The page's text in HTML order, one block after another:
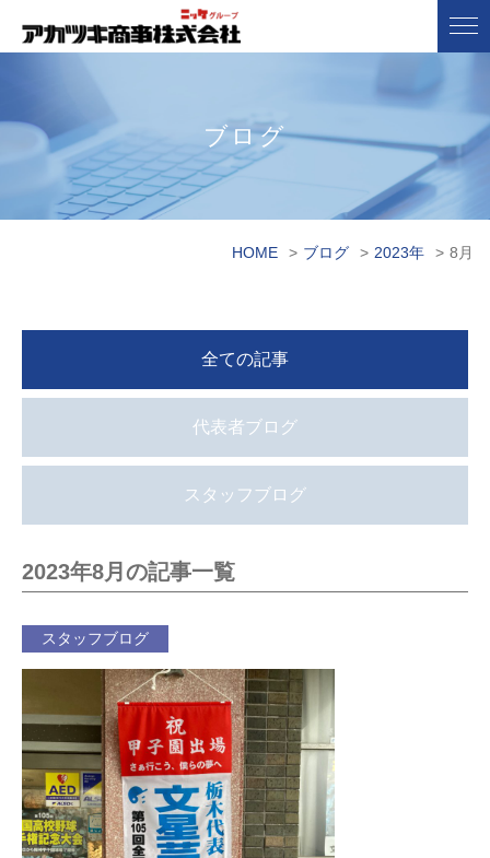
ブログ
HOME > ブログ > 2023年 > 8月
全ての記事
代表者ブログ
スタッフブログ
2023年8月の記事一覧
スタッフブログ